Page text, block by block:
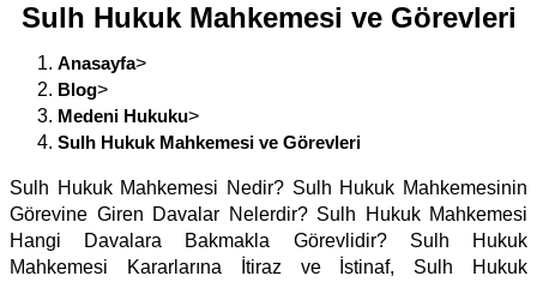
Sulh Hukuk Mahkemesi ve Görevleri
Anasayfa>
Blog>
Medeni Hukuku>
Sulh Hukuk Mahkemesi ve Görevleri
Sulh Hukuk Mahkemesi Nedir? Sulh Hukuk Mahkemesinin
Görevine Giren Davalar Nelerdir? Sulh Hukuk Mahkemesi
Hangi Davalara Bakmakla Görevlidir? Sulh Hukuk
Mahkemesi Kararlarına İtiraz ve İstinaf, Sulh Hukuk